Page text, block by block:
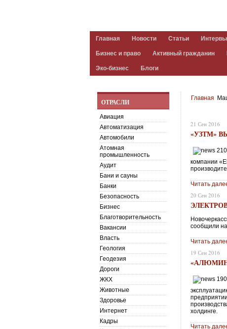
Главная Новости Статьи
Бизнес и право Активный гражданин
Эко-бизнес Блоги
Главная
21 Сен 2016
«УЗТМ»
компании
Читать
20 Сен 2016
сообщили
Читать
19 Сен 2016
холдинге.
Читать
ОТРАСЛИ
Авиация
Автоматизация
Автомобили
Атомная
промышленность
Аудит
Бани и сауны
Банки
Безопасность
Бизнес
Благотворительность
Вакансии
Власть
Геология
Геодезия
Дороги
ЖКХ
Животные
Здоровье
Интернет
Кадры